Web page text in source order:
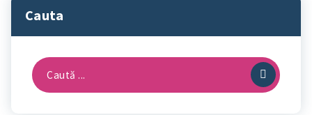
Cauta
Caută
după: